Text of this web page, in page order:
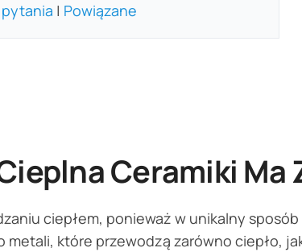
| Powiązane
Ceramiki Ma
ciepłem, ponieważ w unikalny
które przewodzą zarówno ciepło,